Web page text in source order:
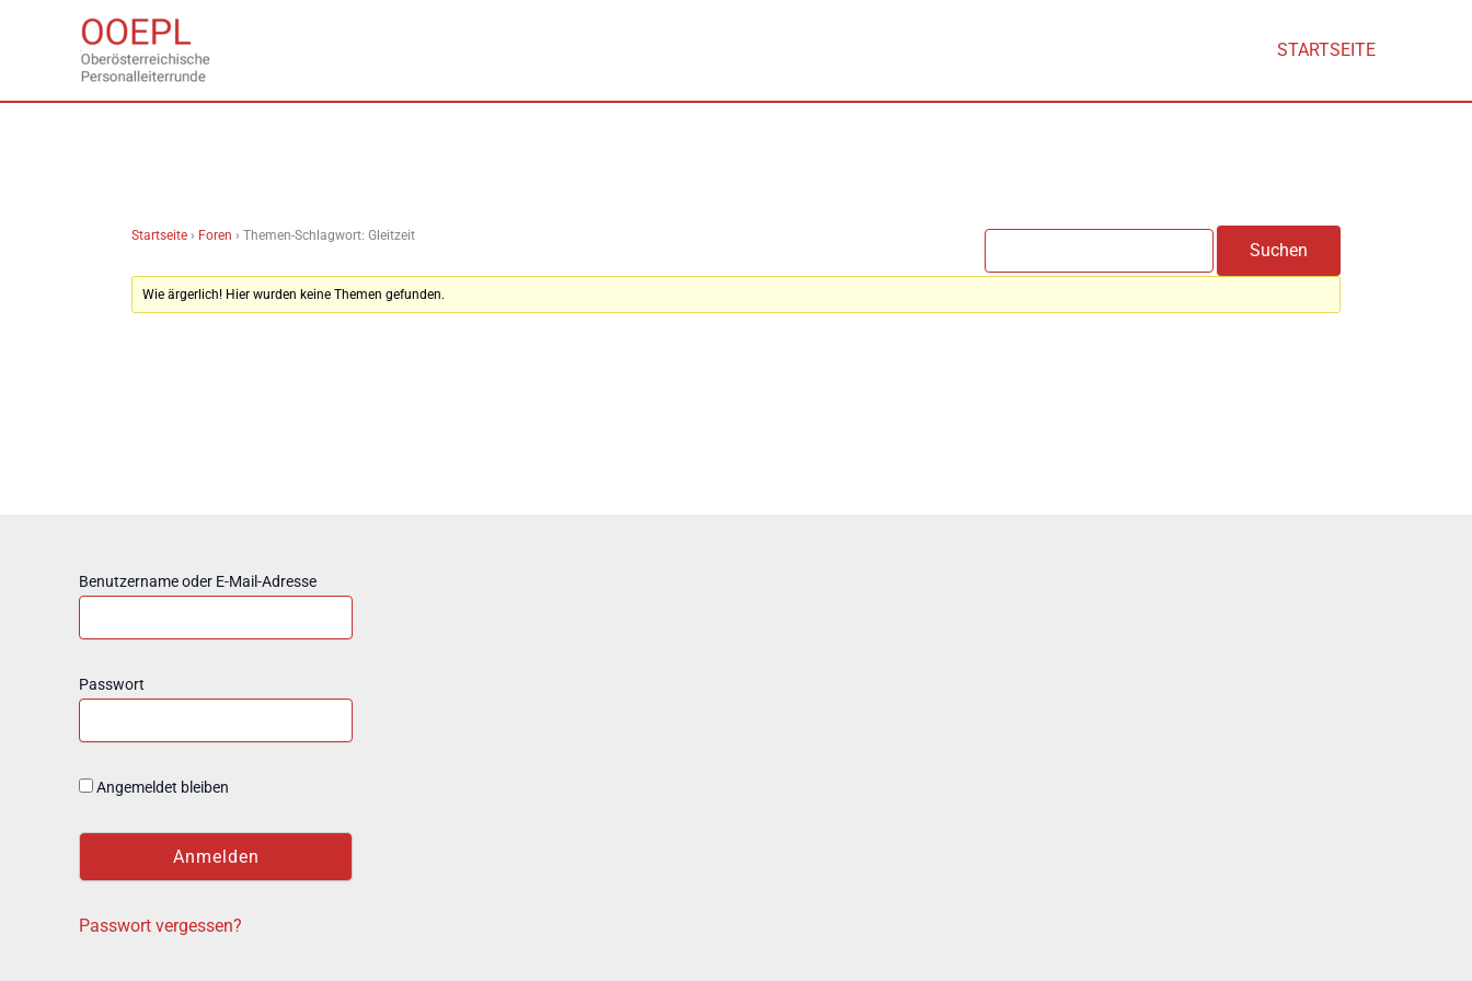
STARTSEITE
Startseite › Foren › Themen-Schlagwort: Gleitzeit
Wie ärgerlich! Hier wurden keine Themen gefunden.
Benutzername oder E-Mail-Adresse
Passwort
Angemeldet bleiben
Passwort vergessen?